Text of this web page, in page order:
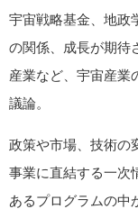
宇宙戦略基金、地政
の関係、成長が期待
産業など、宇宙産業
議論。
政策や市場、技術の
事業に直結する一次
あるプログラムの中